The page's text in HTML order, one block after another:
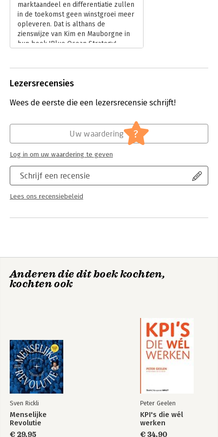
marktaandeel en differentiatie zullen
in de toekomst geen winstgroei meer
opleveren. Dat is althans de
zienswijze van Kim en Mauborgne in
hun boek 'Blue Ocean Strategy'.
analyse-instrument om systematisch
veroveren.
Lezersrecensies
Wees de eerste die een lezersrecensie schrijft!
Schrijf een recensie
Lees ons recensiebeleid
Uw waardering ?
Log in om uw waardering te geven
Anderen die dit boek kochten,
kochten ook
Sven Rickli
Menselijke
Revolutie
€ 29,95
Peter Geelen
KPI's die wél
werken
€ 34,90